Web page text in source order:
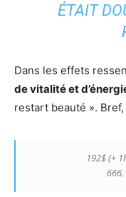
ÉTAIT
Dans les effets
de vitalité et
restart beauté ».
192$ (+